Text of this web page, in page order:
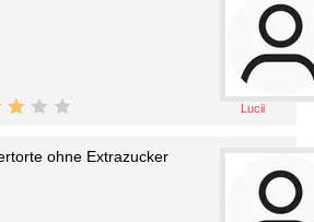
Lucii
ohne Extrazucker